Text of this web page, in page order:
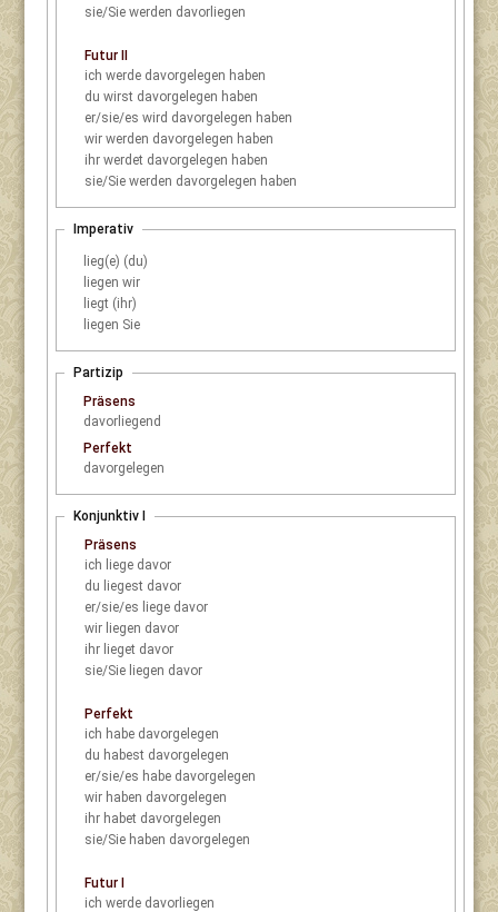
sie/Sie werden davorliegen
Futur II
ich werde davorgelegen haben
du wirst davorgelegen haben
er/sie/es wird davorgelegen haben
wir werden davorgelegen haben
ihr werdet davorgelegen haben
sie/Sie werden davorgelegen haben
Imperativ
lieg(e) (du)
liegen wir
liegt (ihr)
liegen Sie
Partizip
Präsens
davorliegend
Perfekt
davorgelegen
Konjunktiv I
Präsens
ich liege davor
du liegest davor
er/sie/es liege davor
wir liegen davor
ihr lieget davor
sie/Sie liegen davor
Perfekt
ich habe davorgelegen
du habest davorgelegen
er/sie/es habe davorgelegen
wir haben davorgelegen
ihr habet davorgelegen
sie/Sie haben davorgelegen
Futur I
ich werde davorliegen